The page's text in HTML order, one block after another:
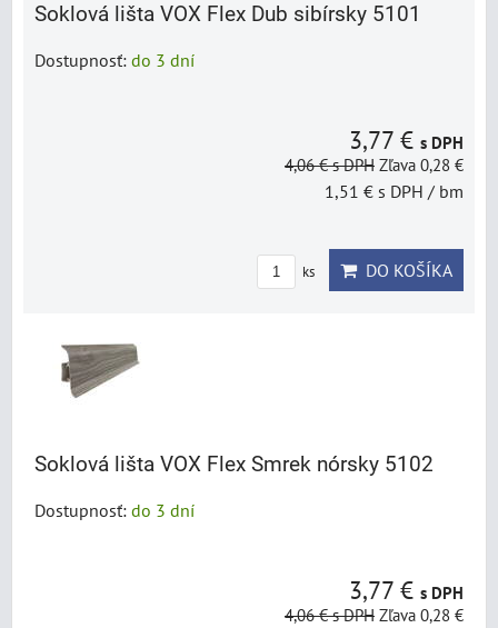
Soklová lišta VOX Flex Dub sibírsky 5101
Dostupnosť: do 3 dní
3,77 € s DPH
4,06 €s DPH Zľava 0,28 €
1,51 € s DPH / bm
ks DO KOŠÍKA
Soklová lišta VOX Flex Smrek nórsky 5102
Dostupnosť: do 3 dní
3,77 € s DPH
4,06 €s DPH Zľava 0,28 €